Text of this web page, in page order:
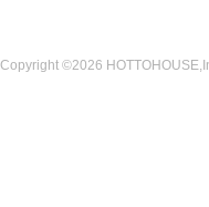
Copyright ©2026